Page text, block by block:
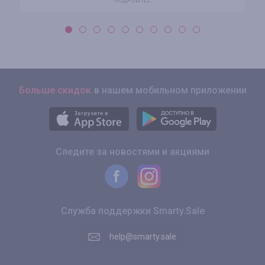
Больше скидок в нашем мобильном приложении
Следите за новостями и акциями
Служба поддержки Smarty.Sale
help@smarty.sale